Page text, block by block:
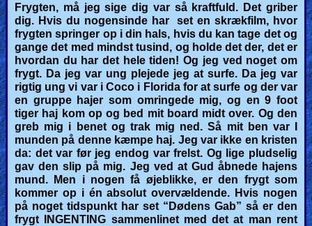
Frygten, må jeg sige dig var så kraftfuld. Det griber
dig. Hvis du nogensinde har set en skrækfilm, hvor
frygten springer op i din hals, hvis du kan tage det og
gange det med mindst tusind, og holde det der, det er
hvordan du har det hele tiden! Og jeg ved noget om
frygt. Da jeg var ung plejede jeg at surfe. Da jeg var
rigtig ung vi var i Coco i Florida for at surfe og der var
en gruppe hajer som omringede mig, og en 9 foot
tiger haj kom op og bed mit board midt over. Og den
greb mig i benet og trak mig ned. Så mit ben var I
munden på denne kæmpe haj. Jeg var ikke en kristen
da: det var før jeg endog var frelst. Og lige pludselig
gav den slip på mig. Jeg ved at Gud åbnede hajens
mund. Men i nogen få øjeblikke, er den frygt som
kommer op i én absolut overvældende. Hvis nogen
på noget tidspunkt har set “Dødens Gab” så er den
frygt INGENTING sammenlinet med det at man rent